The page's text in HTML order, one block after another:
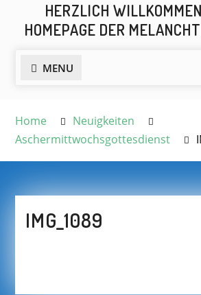
HERZLICH
HOMEPAGE DER
MENU
Home
Neuigkeiten
Aschermittwochsgottesdienst
IMG_1089